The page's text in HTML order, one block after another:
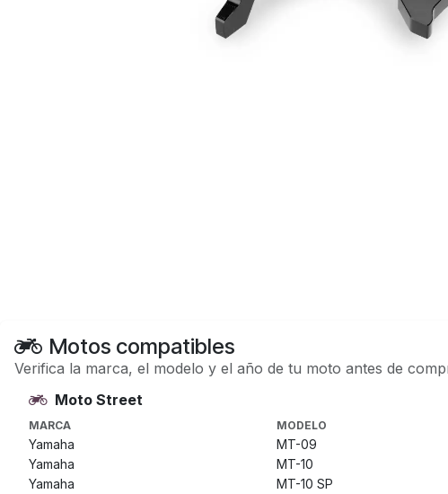
Motos compatibles
Verifica la marca, el modelo y el año de tu moto antes de
Moto Street
MARCA
MODELO
Yamaha MT-09
Yamaha
MT-10
Yamaha
MT-10 SP